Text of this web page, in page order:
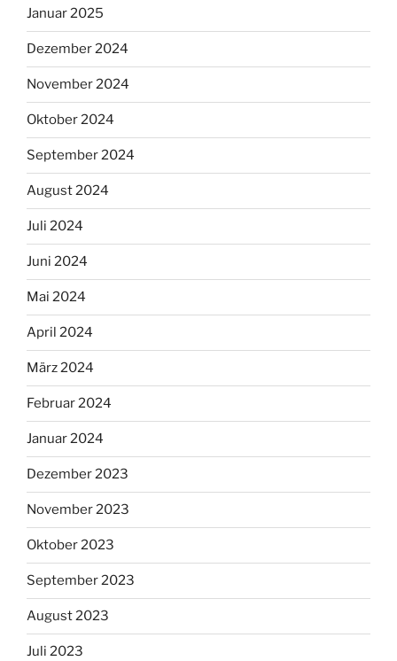
Januar 2025
Dezember 2024
November 2024
Oktober 2024
September 2024
August 2024
Juli 2024
Juni 2024
Mai 2024
April 2024
März 2024
Februar 2024
Januar 2024
Dezember 2023
November 2023
Oktober 2023
September 2023
August 2023
Juli 2023